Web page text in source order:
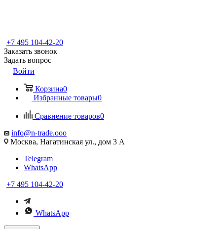
+7 495 104-42-20
Заказать звонок
Задать вопрос
Войти
Корзина0
Избранные товары0
Сравнение товаров0
info@n-trade.ooo
Москва, Нагатинская ул., дом 3 А
Telegram
WhatsApp
+7 495 104-42-20
WhatsApp